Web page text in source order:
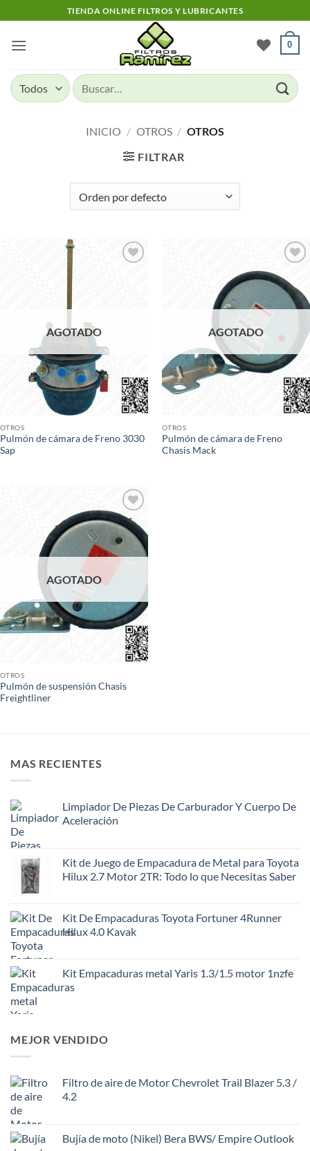
to
content
TIENDA ONLINE FILTROS Y LUBRICANTES
0
Buscar
por:
INICIO / OTROS / OTROS
FILTRAR
AGOTADO
OTROS
Pulmón de cámara de Freno 3030
Sap
wishlist
AGOTADO
OTROS
Pulmón de cámara de Freno
Chasis Mack
Add to
wishlist
AGOTADO
OTROS
Pulmón de suspensión Chasis
Freightliner
MAS RECIENTES
Limpiador De Piezas De Carburador Y Cuerpo De
Aceleración
Kit de Juego de Empacadura de Metal para Toyota
Hilux 2.7 Motor 2TR: Todo lo que Necesitas Saber
Kit De Empacaduras Toyota Fortuner 4Runner
Hilux 4.0 Kavak
Kit Empacaduras metal Yaris 1.3/1.5 motor 1nzfe
MEJOR VENDIDO
Filtro de aire de Motor Chevrolet Trail Blazer 5.3 /
4.2
Bujía de moto (Nikel) Bera BWS/ Empire Outlook